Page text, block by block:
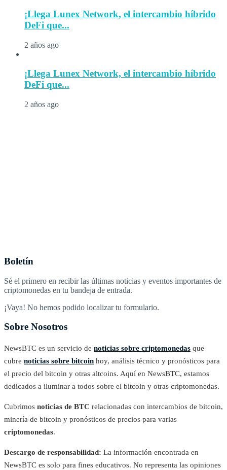
¡Llega Lunex Network, el intercambio híbrido
DeFi que...
2 años ago
¡Llega Lunex Network, el intercambio híbrido
DeFi que...
2 años ago
Boletín
Sé el primero en recibir las últimas noticias y eventos importantes de
criptomonedas en tu bandeja de entrada.
¡Vaya! No hemos podido localizar tu formulario.
Sobre Nosotros
NewsBTC es un servicio de noticias sobre criptomonedas que
cubre noticias sobre bitcoin hoy, análisis técnico y pronósticos para
el precio del bitcoin y otras altcoins. Aquí en NewsBTC, estamos
dedicados a iluminar a todos sobre el bitcoin y otras criptomonedas.
Cubrimos noticias de BTC relacionadas con intercambios de bitcoin,
minería de bitcoin y pronósticos de precios para varias
criptomonedas.
Descargo de responsabilidad: La información encontrada en
NewsBTC es solo para fines educativos. No representa las opiniones